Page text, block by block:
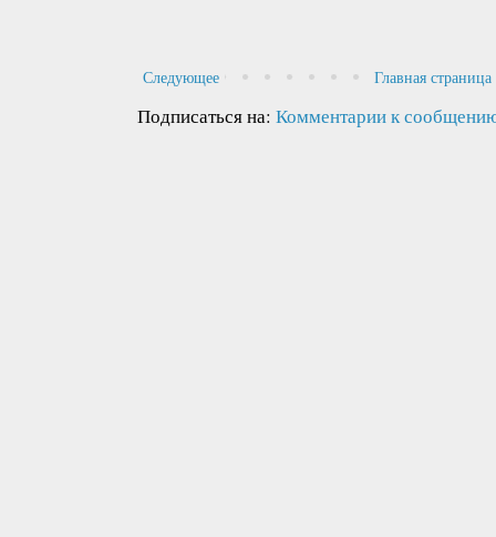
Следующее Главная страница
Подписаться на: Комментарии к